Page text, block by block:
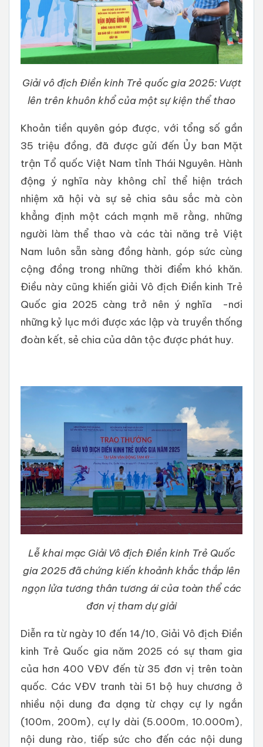
Giải vô địch Điền kinh Trẻ quốc gia 2025: Vượt
lên trên khuôn khổ của một sự kiện thể thao
Khoản tiền quyên góp được, với tổng số gần
35 triệu đồng, đã được gửi đến Ủy ban Mặt
trận Tổ quốc Việt Nam tỉnh Thái Nguyên. Hành
động ý nghĩa này không chỉ thể hiện trách
nhiệm xã hội và sự sẻ chia sâu sắc mà còn
khẳng định một cách mạnh mẽ rằng, những
người làm thể thao và các tài năng trẻ Việt
Nam luôn sẵn sàng đồng hành, góp sức cùng
cộng đồng trong những thời điểm khó khăn.
Điều này cũng khiến giải Vô địch Điền kinh Trẻ
Quốc gia 2025 càng trở nên ý nghĩa -nơi
những kỷ lục mới được xác lập và truyền thống
đoàn kết, sẻ chia của dân tộc được phát huy.
Lễ khai mạc Giải Vô địch Điền kinh Trẻ Quốc
gia 2025 đã chứng kiến khoảnh khắc thắp lên
ngọn lửa tương thân tương ái của toàn thể các
đơn vị tham dự giải
Diễn ra từ ngày 10 đến 14/10, Giải Vô địch Điền
kinh Trẻ Quốc gia năm 2025 có sự tham gia
của hơn 400 VĐV đến từ 35 đơn vị trên toàn
quốc. Các VĐV tranh tài 51 bộ huy chương ở
nhiều nội dung đa dạng từ chạy cự ly ngắn
(100m, 200m), cự ly dài (5.000m, 10.000m),
nội dung rào, tiếp sức cho đến các nội dung